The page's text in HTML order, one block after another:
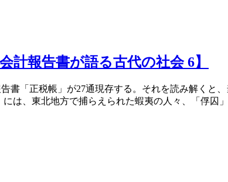
報告書が語る古代の社会 6】
書「正税帳」が27通現存する。それを読み解くと
は、東北地方で捕らえられた蝦夷の人々、「俘